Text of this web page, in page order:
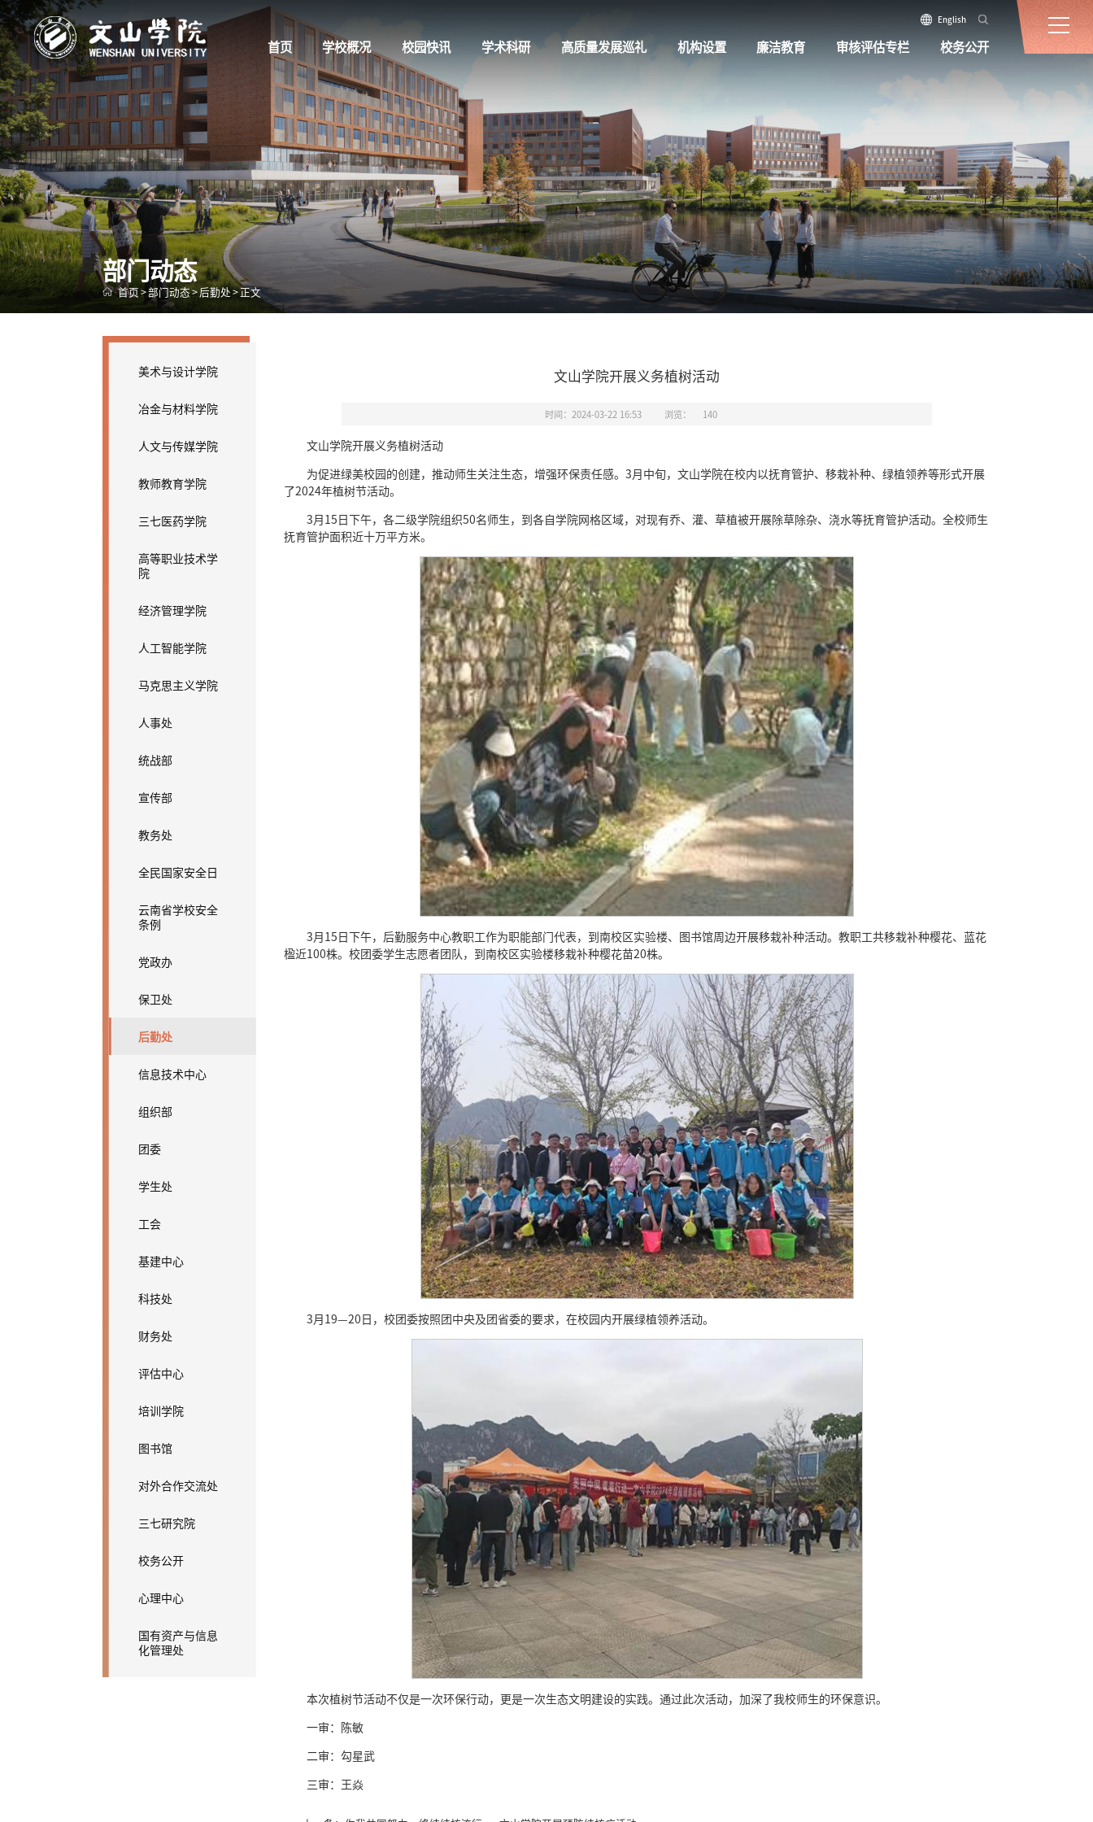
English
首页 学校概况 校园快讯 学术科研 高质量发展巡礼 机构设置 廉洁教育 审核评估专栏 校务公开
部门动态
首页>部门动态>后勤处>正文
美术与设计学院
冶金与材料学院
人文与传媒学院
教师教育学院
三七医药学院
高等职业技术学
院
经济管理学院
人工智能学院
马克思主义学院
人事处
统战部
宣传部
教务处
全民国家安全日
云南省学校安全
条例
党政办
保卫处
后勤处
信息技术中心
组织部
团委
学生处
工会
基建中心
科技处
财务处
评估中心
培训学院
图书馆
对外合作交流处
三七研究院
校务公开
心理中心
国有资产与信息
化管理处
文山学院开展义务植树活动
时间：2024-03-22 16:53 浏览： 140
文山学院开展义务植树活动
为促进绿美校园的创建，推动师生关注生态，增强环保责任感。3月中旬，文山学院在校内以抚育管护、移栽补种、绿植领养等形式开展
了2024年植树节活动。
3月15日下午，各二级学院组织50名师生，到各自学院网格区域，对现有乔、灌、草植被开展除草除杂、浇水等抚育管护活动。全校师生
抚育管护面积近十万平方米。
3月15日下午，后勤服务中心教职工作为职能部门代表，到南校区实验楼、图书馆周边开展移栽补种活动。教职工共移栽补种樱花、蓝花
楹近100株。校团委学生志愿者团队，到南校区实验楼移栽补种樱花苗20株。
3月19—20日，校团委按照团中央及团省委的要求，在校园内开展绿植领养活动。
本次植树节活动不仅是一次环保行动，更是一次生态文明建设的实践。通过此次活动，加深了我校师生的环保意识。
一审：陈敏
二审：勾星武
三审：王焱